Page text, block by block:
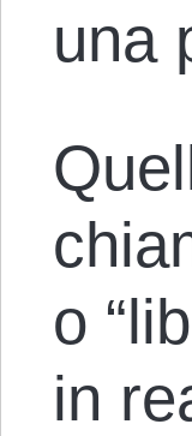
una
o
in